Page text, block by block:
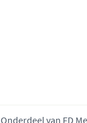
Onderdeel van FD